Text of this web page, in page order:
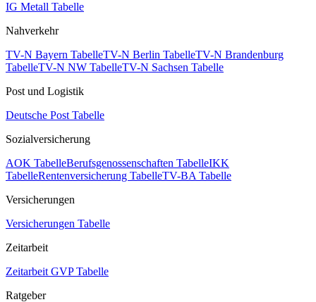
IG Metall Tabelle
Nahverkehr
TV-N Bayern TabelleTV-N Berlin TabelleTV-N Brandenburg
TabelleTV-N NW TabelleTV-N Sachsen Tabelle
Post und Logistik
Deutsche Post Tabelle
Sozialversicherung
AOK TabelleBerufsgenossenschaften TabelleIKK
TabelleRentenversicherung TabelleTV-BA Tabelle
Versicherungen
Versicherungen Tabelle
Zeitarbeit
Zeitarbeit GVP Tabelle
Ratgeber